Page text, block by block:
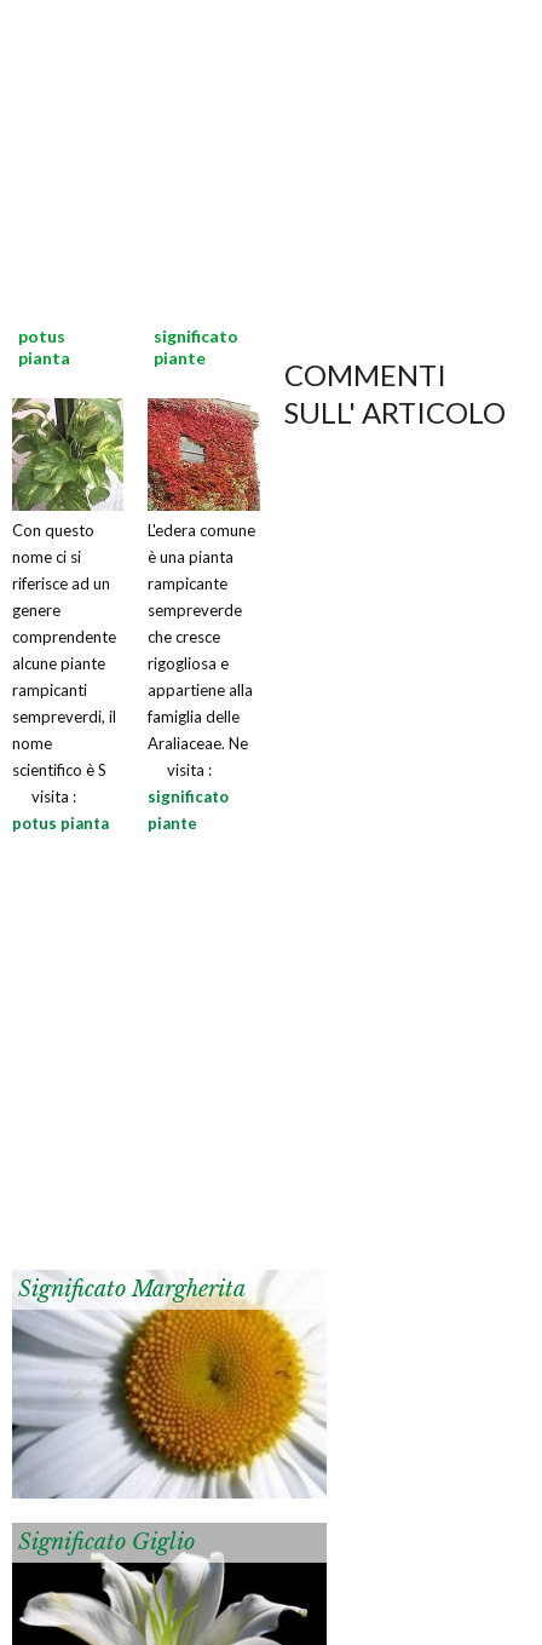
potus
pianta
Con questo
nome ci si
riferisce ad un
genere
comprendente
alcune piante
rampicanti
sempreverdi, il
nome
scientifico è S
visita :
potus pianta
significato
piante
L'edera comune
è una pianta
rampicante
sempreverde
che cresce
rigogliosa e
appartiene alla
famiglia delle
Araliaceae. Ne
visita :
significato
piante
COMMENTI
SULL' ARTICOLO
Significato Margherita
Significato Giglio